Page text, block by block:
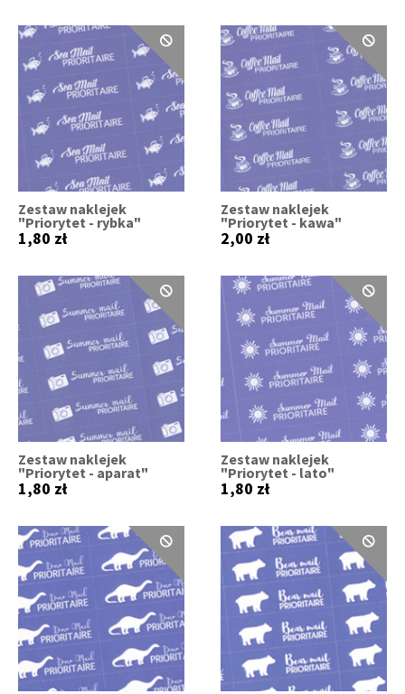
Zestaw naklejek
"Priorytet - rybka"
1,80 zł
Zestaw naklejek
"Priorytet - kawa"
2,00 zł
Zestaw naklejek
"Priorytet - aparat"
1,80 zł
Zestaw naklejek
"Priorytet - lato"
1,80 zł